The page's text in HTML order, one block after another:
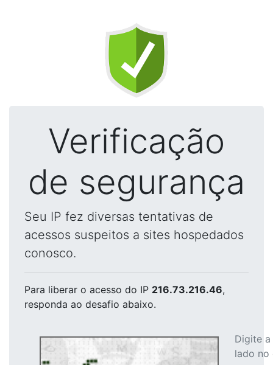
Verificação
de segurança
Seu IP fez diversas tentativas de
acessos suspeitos a sites hospedados
conosco.
Para liberar o acesso do IP 216.73.216.46,
responda ao desafio abaixo.
Digite
lado no